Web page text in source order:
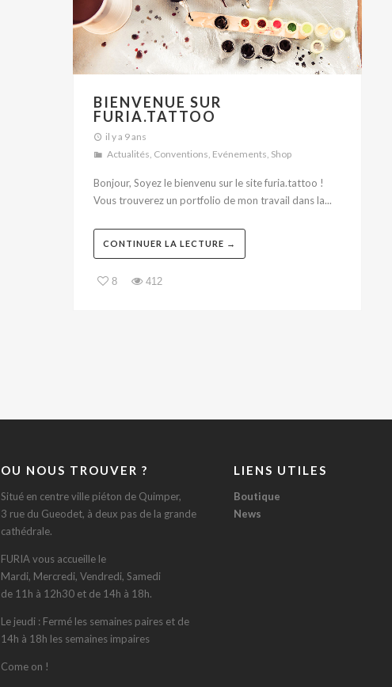
BIENVENUE SUR
FURIA.TATTOO
il y a 9 ans
Actualités Conventions Evénements Shop
Bonjour, Soyez le bienvenu sur le site furia.tattoo !
Vous trouverez un portfolio de mon travail dans la...
CONTINUER LA LECTURE →
8 412
OU NOUS TROUVER ?
Situé en centre ville piéton de Quimper,
3 rue du Gueodet, à deux pas de la grande
cathédrale.
FURIA vous accueille le
Mardi, Mercredi, Vendredi, Samedi
de 11h à 12h30 et de 14h à 18h.
Le jeudi : Fermé les semaines paires et de
14h à 18h les semaines impaires
Come on !
LIENS UTILES
Boutique
News